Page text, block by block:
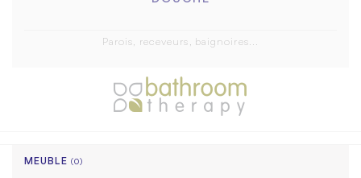
Parois, receveurs, baignoires...
MEUBLE (0)